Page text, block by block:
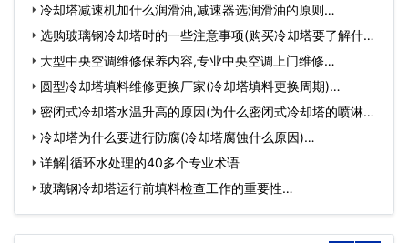
冷却塔减速机加什么润滑油,减速器选润滑油的原则…
选购玻璃钢冷却塔时的一些注意事项(购买冷却塔要了解什么)
… 大型中央空调维修保养内容,专业中央空调上门维修…
圆型冷却塔填料维修更换厂家(冷却塔填料更换周期)…
密闭式冷却塔水温升高的原因(为什么密闭式冷却塔的喷淋水
温…冷却塔为什么要进行防腐(冷却塔腐蚀什么原因)…
详解|循环水处理的40多个专业术语
玻璃钢冷却塔运行前填料检查工作的重要性…